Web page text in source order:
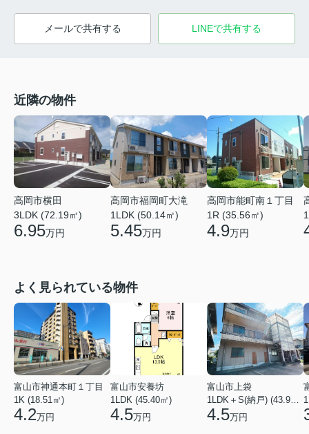
メールで共有する LINEで共有する
近隣の物件
高岡市横田
3LDK (72.19㎡)
6.95万円
高岡市福岡町大滝
1LDK (50.14㎡)
5.45万円
高岡市能町南１丁目
1R (35.56㎡)
4.9万円
よく見られている物件
富山市神通本町１丁目
1K (18.51㎡)
4.2万円
富山市安養坊
1LDK (45.40㎡)
4.5万円
富山市上袋
1LDK＋S(納戸) (43.93㎡)
4.5万円